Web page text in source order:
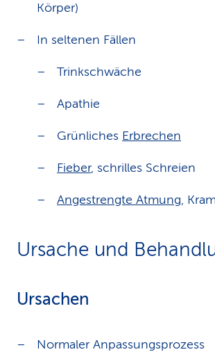
Körper)
In seltenen Fällen
Trinkschwäche
Apathie
Grünliches Erbrechen
Fieber, schrilles Schreien
Angestrengte Atmung,
Ursache und
Ursachen
Normaler Anpassungsprozess